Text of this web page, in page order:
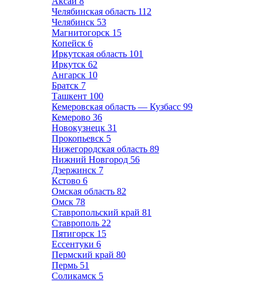
Челябинская область 112
Челябинск 53
Магнитогорск 15
Копейск 6
Иркутская область 101
Иркутск 62
Ангарск 10
Братск 7
Ташкент 100
Кемеровская область — Кузбасс 99
Кемерово 36
Новокузнецк 31
Прокопьевск 5
Нижегородская область 89
Нижний Новгород 56
Дзержинск 7
Кстово 6
Омская область 82
Омск 78
Ставропольский край 81
Ставрополь 22
Пятигорск 15
Ессентуки 6
Пермский край 80
Пермь 51
Соликамск 5